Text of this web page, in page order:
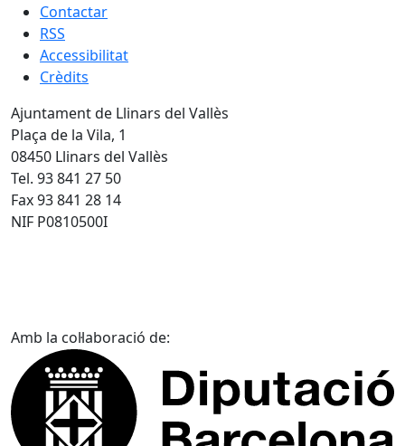
Contactar
RSS
Accessibilitat
Crèdits
Ajuntament de Llinars del Vallès
Plaça de la Vila, 1
08450 Llinars del Vallès
Tel. 93 841 27 50
Fax 93 841 28 14
NIF P0810500I
Amb la col·laboració de: